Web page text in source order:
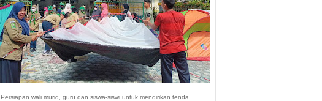
Persiapan wali murid, guru dan siswa-siswi untuk mendirikan tenda